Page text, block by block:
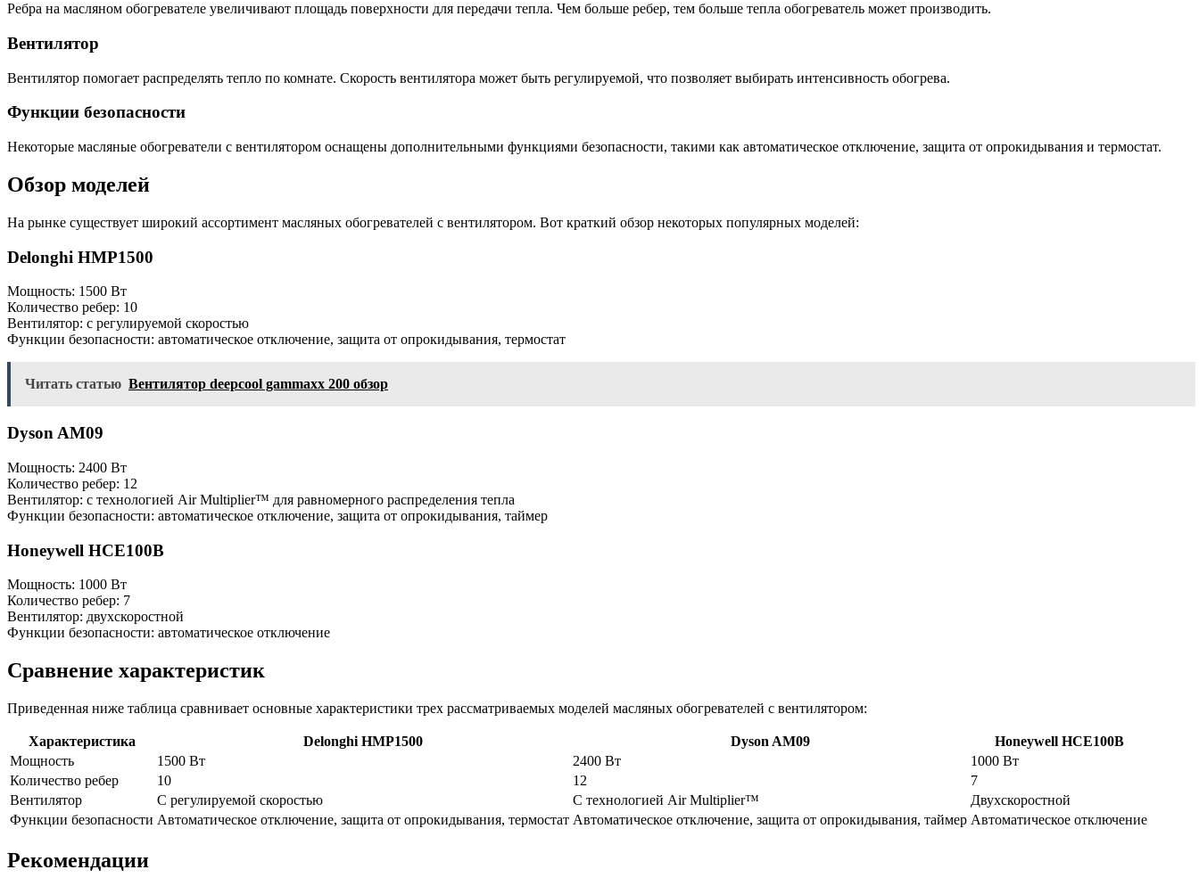
Ребра на масляном обогревателе увеличивают площадь поверхности для передачи тепла. Чем больше ребер, тем больше тепла обогреватель может производить.
Вентилятор
Вентилятор помогает распределять тепло по комнате. Скорость вентилятора может быть регулируемой, что позволяет выбирать интенсивность обогрева.
Функции безопасности
Некоторые масляные обогреватели с вентилятором оснащены дополнительными функциями безопасности, такими как автоматическое отключение, защита от опрокидывания и термостат.
Обзор моделей
На рынке существует широкий ассортимент масляных обогревателей с вентилятором. Вот краткий обзор некоторых популярных моделей:
Delonghi HMP1500
Мощность: 1500 Вт
Количество ребер: 10
Вентилятор: с регулируемой скоростью
Функции безопасности: автоматическое отключение, защита от опрокидывания, термостат
Читать статью Вентилятор deepcool gammaxx 200 обзор
Dyson AM09
Мощность: 2400 Вт
Количество ребер: 12
Вентилятор: с технологией Air Multiplier™ для равномерного распределения тепла
Функции безопасности: автоматическое отключение, защита от опрокидывания, таймер
Honeywell HCE100B
Мощность: 1000 Вт
Количество ребер: 7
Вентилятор: двухскоростной
Функции безопасности: автоматическое отключение
Сравнение характеристик
Приведенная ниже таблица сравнивает основные характеристики трех рассматриваемых моделей масляных обогревателей с вентилятором:
Характеристика Delonghi HMP1500 Dyson AM09
Honeywell HCE100B
Мощность
1500 Вт 2400 Вт
1000 Вт
Количество ребер
10 12
7
Вентилятор
С регулируемой скоростью С технологией Air Multiplier™
Двухскоростной
Функции безопасности Автоматическое отключение, защита от опрокидывания, термостат Автоматическое отключение, защита от опрокидывания, таймер Автоматическое отключение
Рекомендации